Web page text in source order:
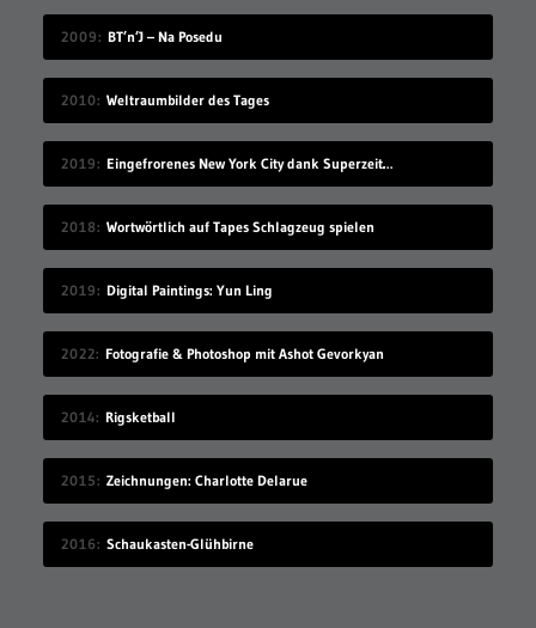
2009 BT’n’J – Na Posedu
2010 Weltraumbilder des Tages
2019 Eingefrorenes New York City dank Superzeitlupe
2018 Wortwörtlich auf Tapes Schlagzeug spielen
2019 Digital Paintings: Yun Ling
2022 Fotografie & Photoshop mit Ashot Gevorkyan
2014 Rigsketball
2015 Zeichnungen: Charlotte Delarue
2016 Schaukasten-Glühbirne